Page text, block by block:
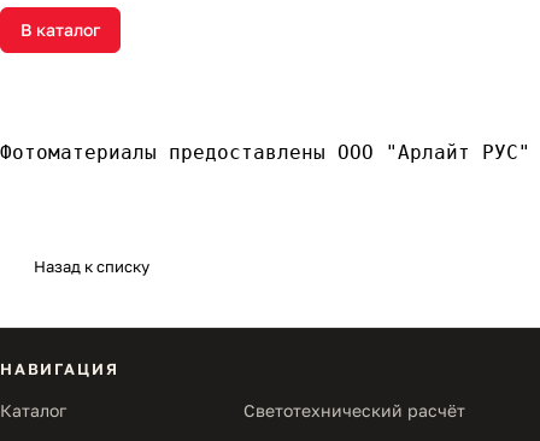
В каталог
Фотоматериалы предоставлены ООО "Арлайт РУС"
Назад к списку
НАВИГАЦИЯ
Каталог Светотехнический расчёт